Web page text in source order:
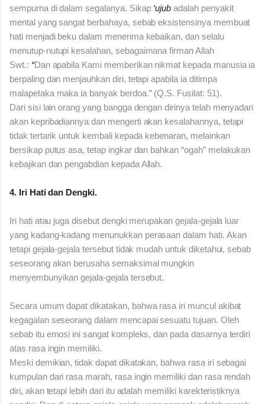
sempurna di dalam segalanya. Sikap ‘ujubadalah penyakit
mental yang sangat berbahaya, sebab eksistensinya membuat
hati menjadi beku dalam menerima kebaikan, dan selalu
menutup-nutupi kesalahan, sebagaimana firman Allah
Swt.: “Dan apabila Kami memberikan nikmat kepada manusia ia
berpaling dan menjauhkan diri, tetapi apabila ia ditimpa
malapetaka maka ia banyak berdoa.” (Q.S. Fusilat: 51).
Dari sisi lain orang yang bangga dengan dirinya telah menyadari
akan kepribadiannya dan mengerti akan kesalahannya, tetapi
tidak tertarik untuk kembali kepada kebenaran, melainkan
bersikap putus asa, tetap ingkar dan bahkan “ogah” melakukan
kebajikan dan pengabdian kepada Allah.
4. Iri Hati dan Dengki.
Iri hati atau juga disebut dengki merupakan gejala-gejala luar
yang kadang-kadang menunukkan perasaan dalam hati. Akan
tetapi gejala-gejala tersebut tidak mudah untuk diketahui, sebab
seseorang akan berusaha semaksimal mungkin
menyembunyikan gejala-gejala tersebut.
Secara umum dapat dikatakan, bahwa rasa iri muncul akibat
kegagalan seseorang dalam mencapai sesuatu tujuan. Oleh
sebab itu emosi ini sangat kompleks, dan pada dasarnya terdiri
atas rasa ingin memiliki.
Meski demikian, tidak dapat dikatakan, bahwa rasa iri sebagai
kumpulan dari rasa marah, rasa ingin memiliki dan rasa rendah
diri, akan tetapi lebih dari itu adalah memiliki karekteristiknya